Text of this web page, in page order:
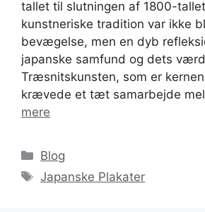
tallet til slutningen af 1800-
kunstneriske tradition var ikke
bevægelse, men en dyb
japanske samfund og dets
Træsnitskunsten, som er
krævede et tæt samarbejde
mere
Kategorier
Blog
Tags
Japanske Plakater